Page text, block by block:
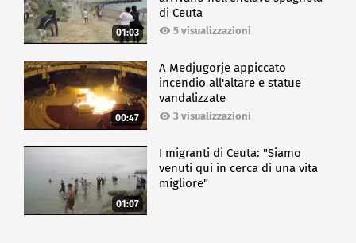
01:03
di Ceuta
5 visualizzazioni
00:47
A Medjugorje appiccato
incendio all'altare e statue
vandalizzate
3 visualizzazioni
01:07
I migranti di Ceuta: "Siamo
venuti qui in cerca di una vita
migliore"